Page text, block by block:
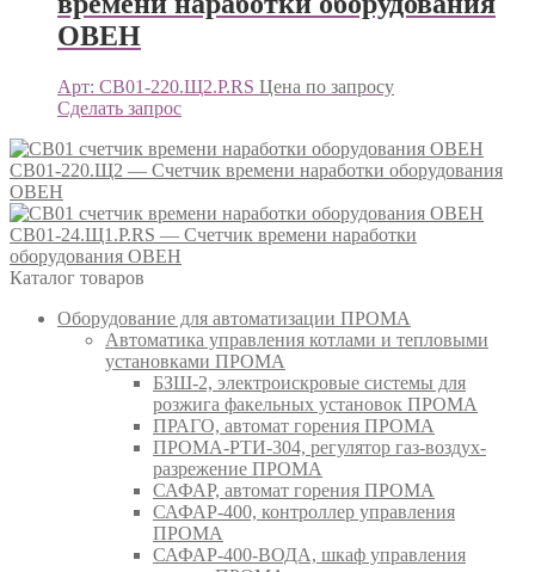
ОВЕН
Арт: СВ01-220.Щ2.Р.RS Цена по запросу
Сделать запрос
СВ01-220.Щ2 — Счетчик времени наработки оборудования
ОВЕН
СВ01-24.Щ1.Р.RS — Счетчик времени наработки
оборудования ОВЕН
Каталог товаров
Оборудование для автоматизации ПРОМА
Автоматика управления котлами и тепловыми
установками ПРОМА
БЗШ-2, электроискровые системы для
розжига факельных установок ПРОМА
ПРАГО, автомат горения ПРОМА
ПРОМА-РТИ-304, регулятор газ-воздух-
разрежение ПРОМА
САФАР, автомат горения ПРОМА
САФАР-400, контроллер управления
ПРОМА
САФАР-400-ВОДА, шкаф управления